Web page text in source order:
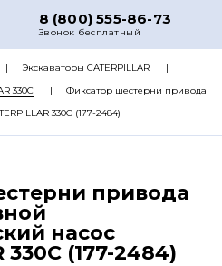
8 (800) 555-86-73
Звонок бесплатный
О НАС
ЗАПЧАСТЕЙ
ЦЕНЫ
Экскаваторы CATERPILLAR
330C
Фиксатор шестерни привода
330C (177-2484)
привода
насос
330C (177-2484)